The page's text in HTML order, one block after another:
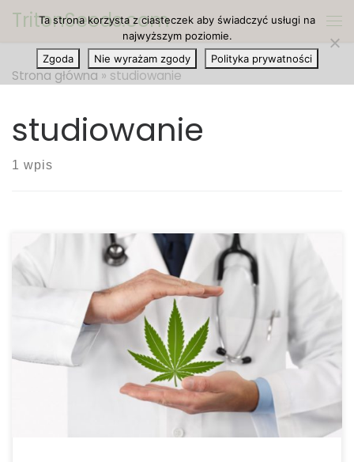
Przejdź do treści
TritonSeeds.com
Strona główna » studiowanie
studiowanie
1 wpis
Czy cannabis może pomóc ci osiągać lepsze wyniki
w nauce? Czas, abyś był ze sobą szczery. Jeśli
jesteś studentem uniwersytetu, który uwielbia
marihuanę, zastanów się jak wpływa ona na twoje
studia. Niektóre badania sugerują, że marihuana
może okazać się pomocna […]
Ta strona korzysta z ciasteczek aby świadczyć usługi na
najwyższym poziomie.
Zgoda
Nie wyrażam zgody Polityka prywatności